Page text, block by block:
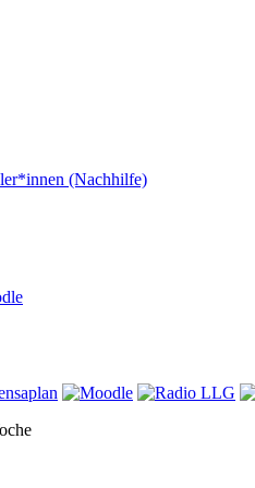
(Nachhilfe)